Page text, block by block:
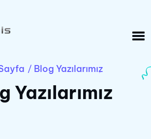
/ Blog Yazılarımız
Yazılarımız